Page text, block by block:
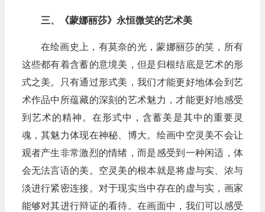
三、《蒙娜丽莎》永恒微笑的艺术美
在绘画史上，有莫奈的光，蒙娜丽莎的笑，所有
这些都有着含蓄的意境美，但是归根结底是艺术的形
式之美。只有通过形式美，我们才能更好地体会到艺
术作品中所蕴藏的深刻的艺术魅力，才能更好地感受
到艺术的精神。在形式中，含蓄美是其中的重要灵
魂，其魅力体现在神秘、博大。绘画中空灵美不会让
观者产生非常激烈的情绪，而是感受到一种闲适，体
会无法言语的美。空灵美的根本就是将虚与实、浓与
淡进行紧密连接。对于现实当中存在的虚与实，画家
能够对其进行辩证的看待。在画面中，我们可以感受